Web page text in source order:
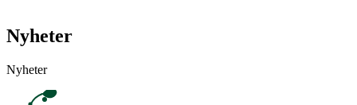
Nyheter
Nyheter